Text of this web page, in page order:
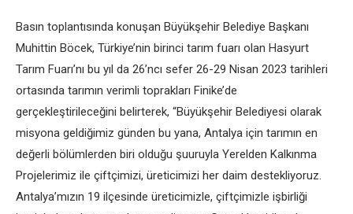
Basın toplantısında konuşan Büyükşehir Belediye Başkanı
Muhittin Böcek, Türkiye’nin birinci tarım fuarı olan Hasyurt
Tarım Fuarı’nı bu yıl da 26’ncı sefer 26-29 Nisan 2023 tarihleri
ortasında tarımın verimli toprakları Finike’de
gerçekleştirileceğini belirterek, “Büyükşehir Belediyesi olarak
misyona geldiğimiz günden bu yana, Antalya için tarımın en
değerli bölümlerden biri olduğu şuuruyla Yerelden Kalkınma
Projelerimiz ile çiftçimizi, üreticimizi her daim destekliyoruz.
Antalya’mızın 19 ilçesinde üreticimizle, çiftçimizle işbirliği